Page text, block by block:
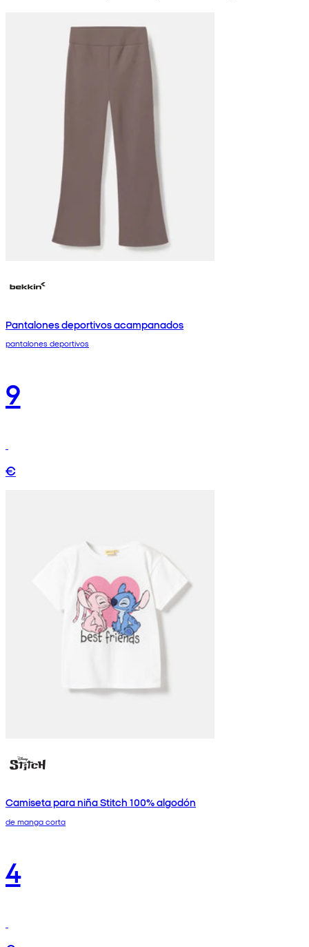
Pantalones deportivos acampanados
pantalones deportivos
9
€
Camiseta para niña Stitch 100% algodón
de manga corta
4